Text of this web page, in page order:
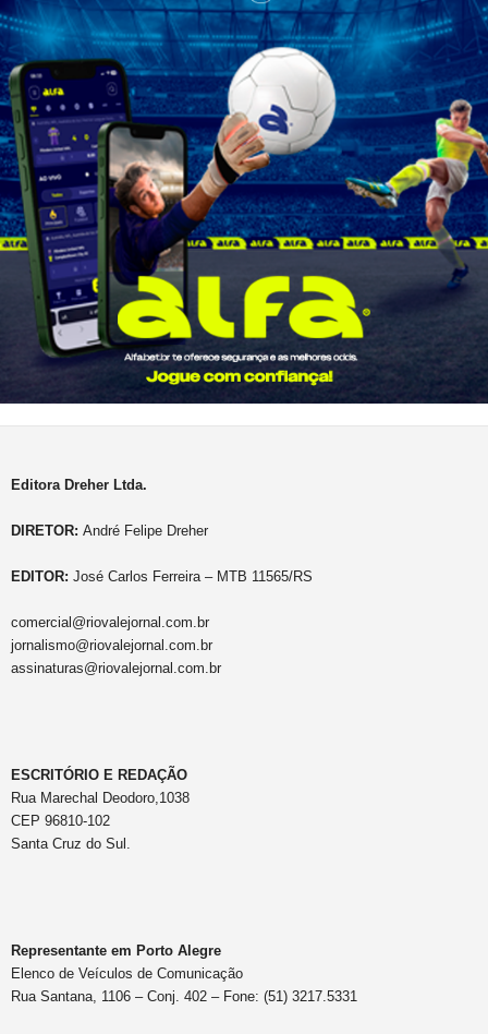
Editora Dreher Ltda.
DIRETOR: André Felipe Dreher
EDITOR: José Carlos Ferreira – MTB 11565/RS
comercial@riovalejornal.com.br
jornalismo@riovalejornal.com.br
assinaturas@riovalejornal.com.br
ESCRITÓRIO E REDAÇÃO
Rua Marechal Deodoro,1038
CEP 96810-102
Santa Cruz do Sul.
Representante em Porto Alegre
Elenco de Veículos de Comunicação
Rua Santana, 1106 – Conj. 402 – Fone: (51) 3217.5331